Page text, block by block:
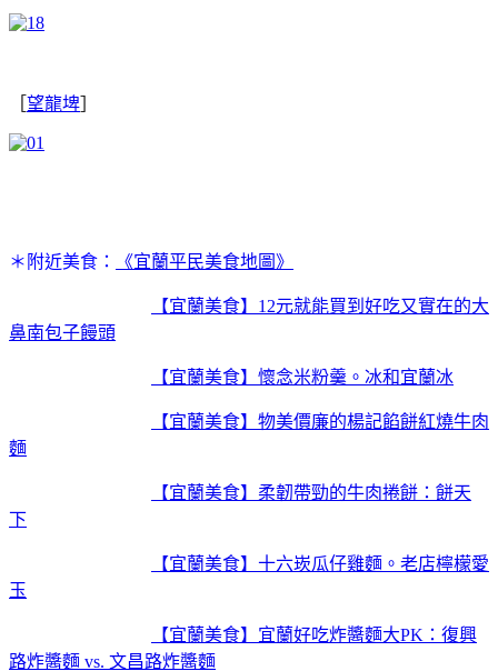
望龍埤
＊附近美食： 《宜蘭平民美食地圖》
【宜蘭美食】12元就能買到好吃又實在的大
鼻南包子饅頭
【宜蘭美食】懷念米粉羹。冰和宜蘭冰
【宜蘭美食】物美價廉的楊記餡餅紅燒牛肉
麵
【宜蘭美食】柔韌帶勁的牛肉捲餅：餅天
下
【宜蘭美食】十六崁瓜仔雞麵。老店檸檬愛
玉
【宜蘭美食】宜蘭好吃炸醬麵大PK：復興
路炸醬麵 vs. 文昌路炸醬麵